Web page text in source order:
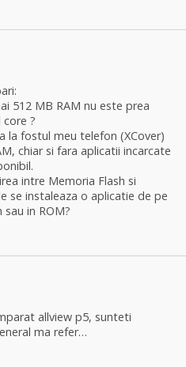
512 MB RAM nu este prea
?
la fostul meu telefon (XCover)
chiar si fara aplicatii incarcate
intre Memoria Flash si
se instaleaza o aplicatie de pe
sau in ROM?
allview p5, sunteti
ma refer…